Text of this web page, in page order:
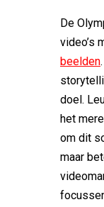
De
video’s
beelden
doel.
het
om dit
maar